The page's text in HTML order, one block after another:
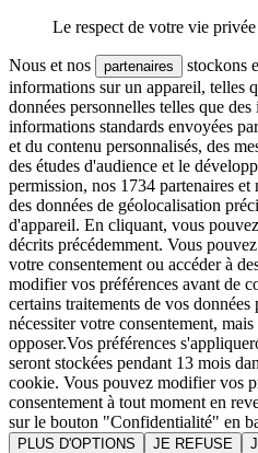
Le respect de votre vie
Nous et nos partenaires
stockons
informations sur un appareil, telles
données personnelles telles que
informations standards envoyées
et du contenu personnalisés, des
des études d'audience et le
permission, nos 1734 partenaires
des données de géolocalisation
d'appareil. En cliquant, vous
décrits précédemment. Vous
votre consentement ou accéder à
modifier vos préférences avant de
certains traitements de vos
nécessiter votre consentement,
opposer.Vos préférences
seront stockées pendant 13 mois
cookie. Vous pouvez modifier vos
consentement à tout moment en
sur le bouton "Confidentialité" en
PLUS D'OPTIONS JE REFUSE